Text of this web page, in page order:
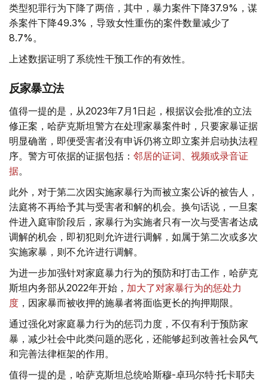
类型犯罪行为下降了两倍，其中，暴力案件下降37.9%，谋
杀案件下降49.3%，导致女性重伤的案件数量减少了
8.7%。
上述数据证明了系统性干预工作的有效性。
反家暴立法
值得一提的是，从2023年7月1日起，根据议会批准的立法
修正案，哈萨克斯坦警方在处理家暴案件时，只要家暴证据
明显确凿，即便受害者没有申诉仍将立即立案并启动执法程
序。警方可依据的证据包括： 邻居的证词、视频或录音证
据。
此外，对于第二次因实施家暴行为而被立案公诉的被告人，
法庭将不再给予其与受害者和解的机会。换句话说，一旦案
件进入庭审阶段后，家暴行为实施者只有一次与受害者达成
调解的机会，即初犯则允许进行调解，如属于第二次或多次
实施家暴，则不允许进行调解。
为进一步加强针对家庭暴力行为的预防和打击工作，哈萨克
斯坦内务部从2022年开始， 加大了对家暴行为的惩处力
度 ，因家暴而被收押的施暴者将面临更长的拘押期限。
通过强化对家庭暴力行为的惩罚力度，不仅有利于预防家
暴，减少社会中此类问题的恶化，还能够起到改善社会风气
和完善法律框架的作用。
值得一提的是，哈萨克斯坦总统哈斯穆-卓玛尔特·托卡耶夫